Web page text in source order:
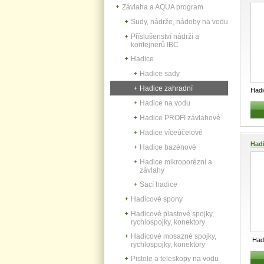
Závlaha a AQUA program
Sudy, nádrže, nádoby na vodu
Příslušenství nádrží a
kontejnerů IBC
Hadice
Hadice sady
Hadice zahradní
Hadice na vodu
Hadice PROFI závlahové
Hadice víceúčelové
Hadice bazénové
Hadice mikroporézní a
závlahy
Sací hadice
Hadicové spony
Hadicové plastové spojky,
rychlospojky, konektory
Hadicové mosazné spojky,
rychlospojky, konektory
Pistole a teleskopy na vodu
kapa